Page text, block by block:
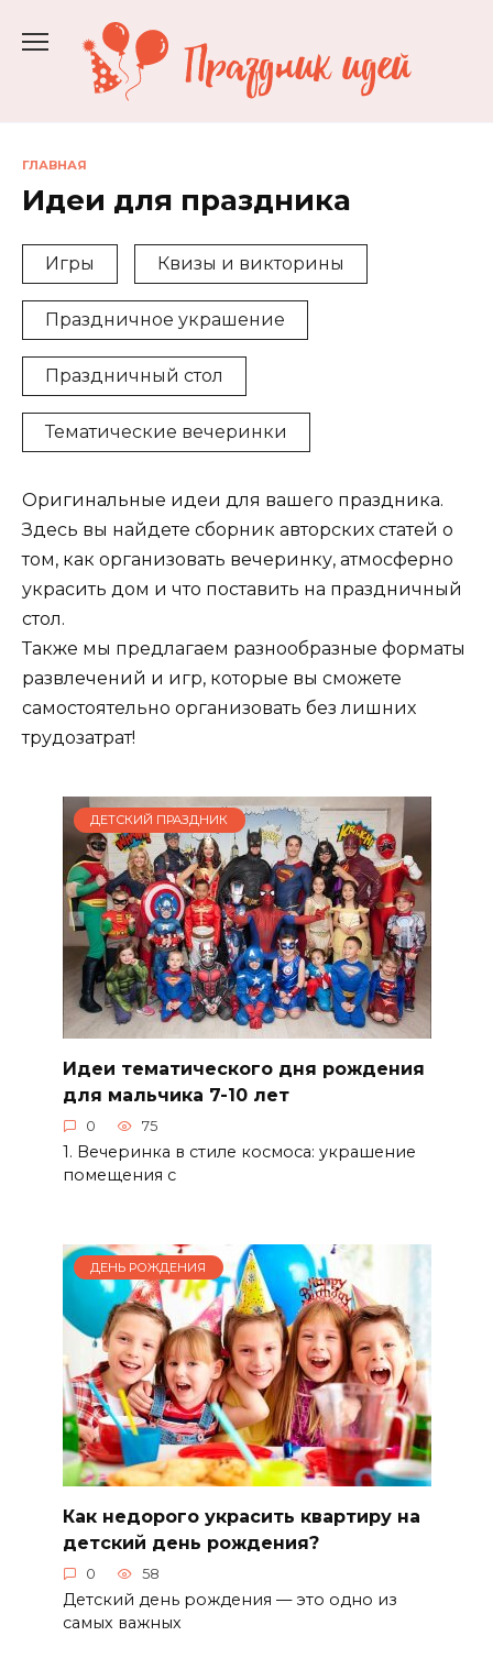
содержанию
ГЛАВНАЯ
Идеи для праздника
Игры Квизы и викторины
Праздничное украшение
Праздничный стол
Тематические вечеринки
Оригинальные идеи для вашего праздника.
Здесь вы найдете сборник авторских статей о
том, как организовать вечеринку, атмосферно
украсить дом и что поставить на праздничный
стол.
Также мы предлагаем разнообразные форматы
развлечений и игр, которые вы сможете
самостоятельно организовать без лишних
трудозатрат!
ДЕТСКИЙ ПРАЗДНИК
Идеи тематического дня рождения
для мальчика 7-10 лет
0 75
1. Вечеринка в стиле космоса: украшение
помещения с
ДЕНЬ РОЖДЕНИЯ
Как недорого украсить квартиру на
детский день рождения?
0 58
Детский день рождения — это одно из
самых важных